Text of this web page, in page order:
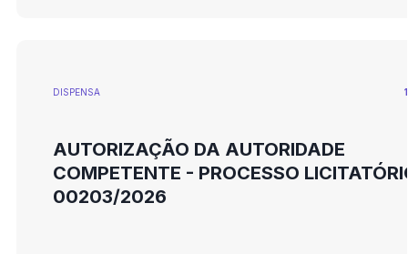
DISPENSA
AUTORIZAÇÃO DA AUTORIDADE
COMPETENTE - PROCESSO
00203/2026